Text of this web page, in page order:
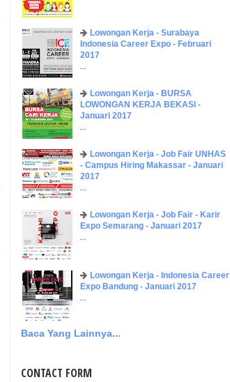
Lowongan Kerja - Surabaya
Indonesia Career Expo - Februari
2017
...
Lowongan Kerja - BURSA
LOWONGAN KERJA BEKASI -
Januari 2017
...
Lowongan Kerja - Job Fair UNHAS
- Campus Hiring Makassar - Januari
2017
...
Lowongan Kerja - Job Fair - Karir
Expo Semarang - Januari 2017
...
Lowongan Kerja - Indonesia Career
Expo Bandung - Januari 2017
...
Baca Yang Lainnya...
CONTACT FORM